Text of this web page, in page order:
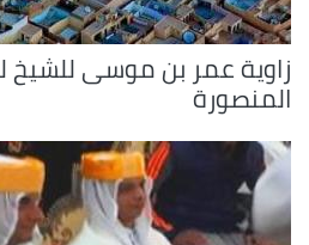
زاوية عمر بن موسى للشيخ
المنصورة